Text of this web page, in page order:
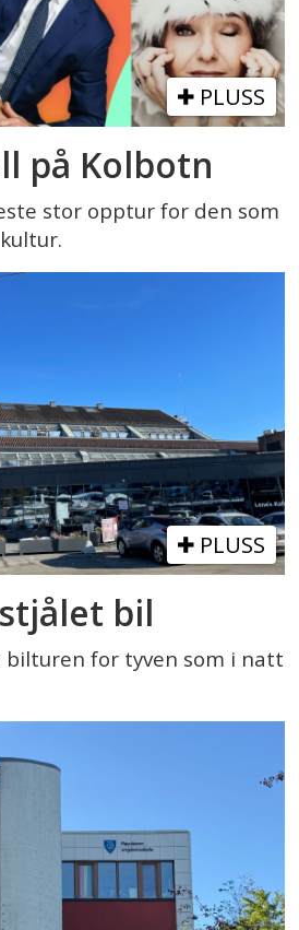
PLUSS
på Kolbotn
stor opptur for den som
PLUSS
bil
bilturen for tyven som i natt